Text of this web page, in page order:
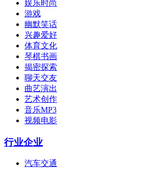
娱乐时尚
游戏
幽默笑话
兴趣爱好
体育文化
琴棋书画
揭密探索
聊天交友
曲艺演出
艺术创作
音乐MP3
视频电影
行业企业
汽车交通